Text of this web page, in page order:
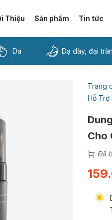
Thiệu Sản phẩm Tin tức
Da Dạ dày, đại
Trang
Hỗ Trợ
Cho
Đã